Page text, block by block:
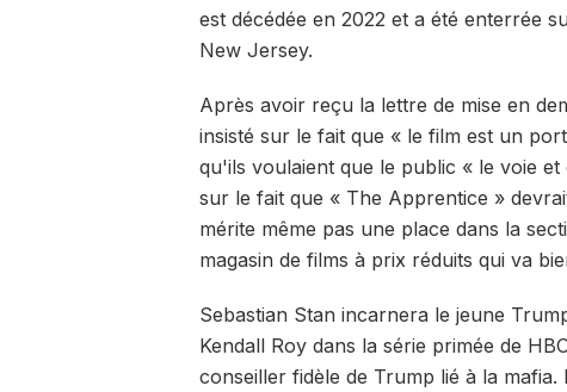
est décédée en 2022 et a été enterrée
New Jersey.
Après avoir reçu la lettre de mise en
insisté sur le fait que « le film est un
qu'ils voulaient que le public « le voie
sur le fait que « The Apprentice »
mérite même pas une place dans la
magasin de films à prix réduits qui va
Sebastian Stan incarnera le jeune
Kendall Roy dans la série primée de
conseiller fidèle de Trump lié à la